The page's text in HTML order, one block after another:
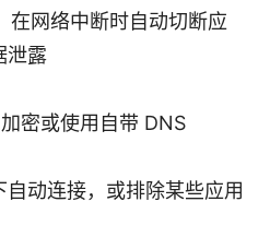
网络中断时自动切断应
泄露
密或使用自带 DNS
动连接，或排除某些应用